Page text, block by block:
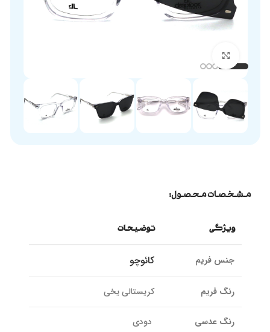
مشخصات محصول:
ویژگی توضیحات
جنس فریم کائوچو
رنگ فریم کریستالی یخی
رنگ عدسی دودی